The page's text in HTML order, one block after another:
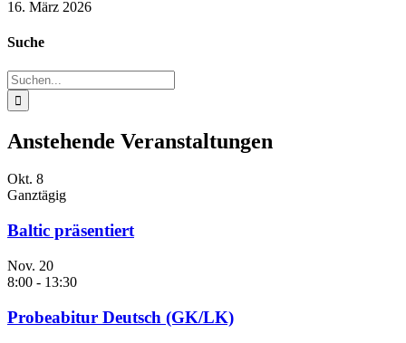
16. März 2026
Suche
Suche
nach:
Anstehende Veranstaltungen
Okt. 8
Ganztägig
Baltic präsentiert
Nov. 20
8:00 - 13:30
Probeabitur Deutsch (GK/LK)